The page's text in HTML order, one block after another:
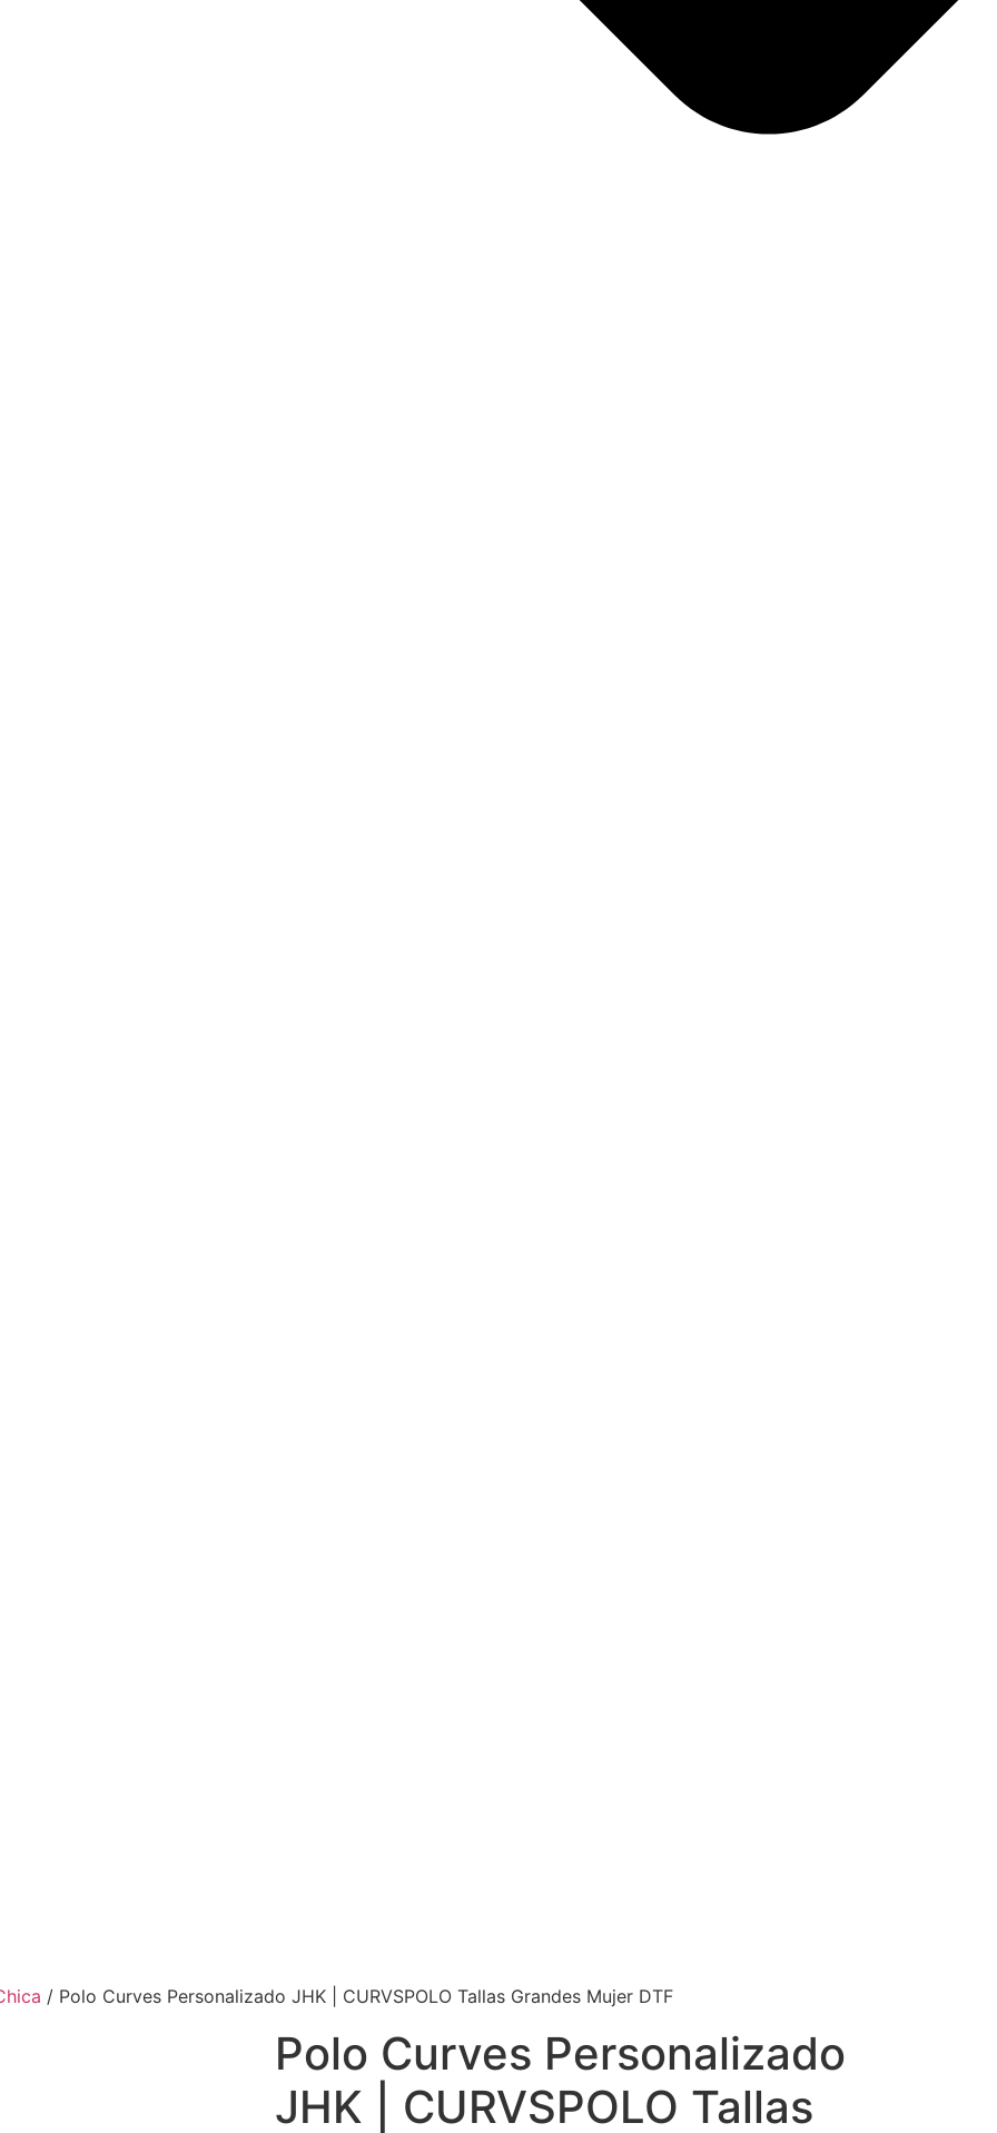
/ Polo Curves Personalizado JHK | CURVSPOLO Tallas Grandes Mujer DTF
Polo Curves Personalizado
JHK | CURVSPOLO Tallas